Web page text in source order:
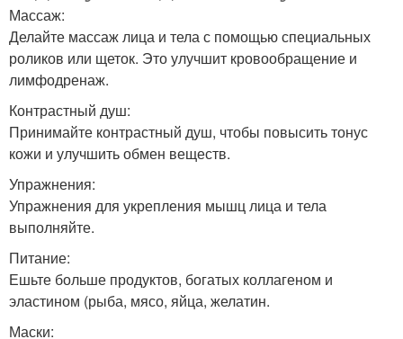
Массаж:
Делайте массаж лица и тела с помощью специальных
роликов или щеток. Это улучшит кровообращение и
лимфодренаж.
Контрастный душ:
Принимайте контрастный душ, чтобы повысить тонус
кожи и улучшить обмен веществ.
Упражнения:
Упражнения для укрепления мышц лица и тела
выполняйте.
Питание:
Ешьте больше продуктов, богатых коллагеном и
эластином (рыба, мясо, яйца, желатин.
Маски: